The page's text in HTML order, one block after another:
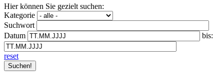
Hier können Sie gezielt suchen:
Kategorie
Suchwort
Datum
bis:
reset